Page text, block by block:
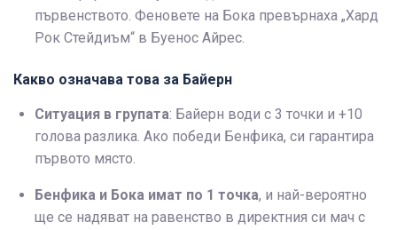
първенството. Феновете на Бока превърнаха „Хард
Рок Стейдиъм“ в Буенос Айрес.
Какво означава това за Байерн
Ситуация в групата: Байерн води с 3 точки и +10
голова разлика. Ако победи Бенфика, си гарантира
първото място.
Бенфика и Бока имат по 1 точка, и най-вероятно
ще се надяват на равенство в директния си мач с